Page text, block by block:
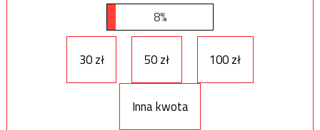
8%
30 zł 50 zł 100 zł
Inna kwota